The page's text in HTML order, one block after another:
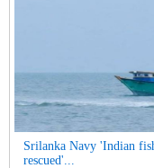
Srilanka Navy 'Indian
rescued'...